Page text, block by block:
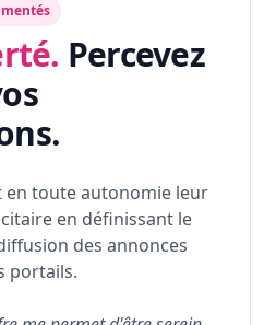
Percevez
en toute autonomie leur
en définissant le
des annonces
portails.